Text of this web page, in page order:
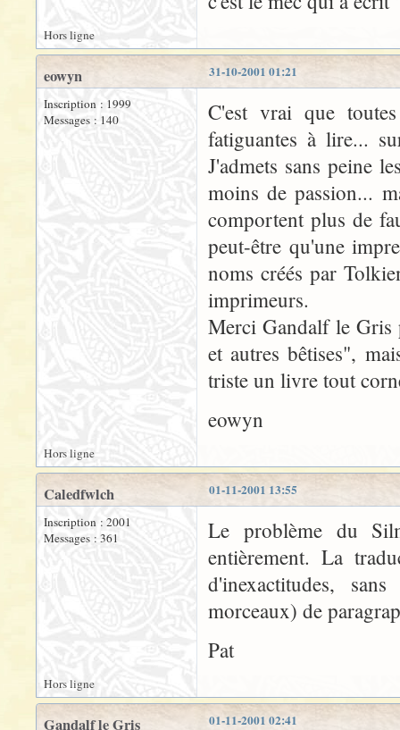
Hors ligne
31-10-2001 01:21
eowyn
Inscription : 1999
Messages : 140
C'est vrai que
fatiguantes à lire...
J'admets sans peine
moins de passion...
comportent plus de
peut-être qu'une
noms créés par
imprimeurs.
Merci Gandalf le Gris
et autres bêtises",
triste un livre tout
eowyn
Hors ligne
01-11-2001 13:55
Caledfwlch
Inscription : 2001
Messages : 361
Le problème du
entièrement. La
d'inexactitudes,
morceaux) de
Pat
Hors ligne
01-11-2001 02:41
Gandalf le Gris